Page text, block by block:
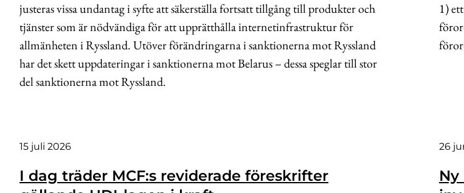
justeras vissa undantag i syfte att säkerställa fortsatt tillgång till produkter och
tjänster som är nödvändiga för att upprätthålla internetinfrastruktur för
allmänheten i Ryssland. Utöver förändringarna i sanktionerna mot Ryssland
har det skett uppdateringar i sanktionerna mot Belarus – dessa speglar till stor
del sanktionerna mot Ryssland.
1)
15 juli 2026
I dag träder MCF:s reviderade föreskrifter
26